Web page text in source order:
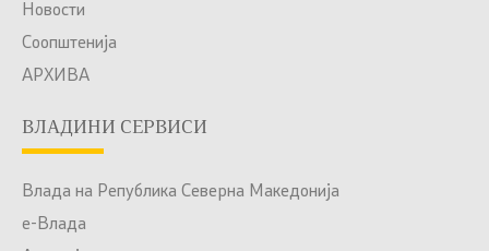
Новости
Соопштенија
АРХИВА
ВЛАДИНИ СЕРВИСИ
Влада на Република Северна Македонија
е-Влада